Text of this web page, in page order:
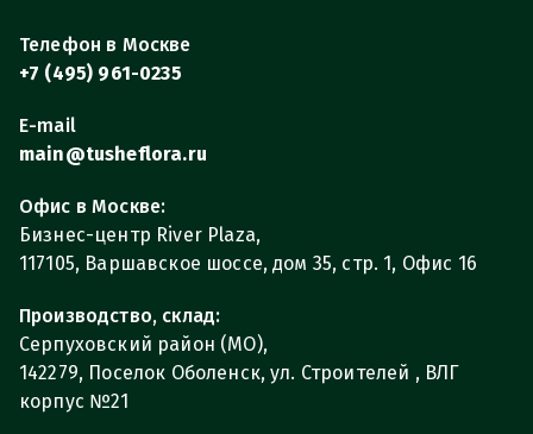
Телефон в Москве
+7 (495) 961-0235
E-mail
main@tusheflora.ru
Офис в Москве:
Бизнес-центр River Plaza,
117105, Варшавское шоссе, дом 35, стр. 1, Офис 16
Производство, склад:
Серпуховский район (МО),
142279, Поселок Оболенск, ул. Строителей , ВЛГ
корпус №21